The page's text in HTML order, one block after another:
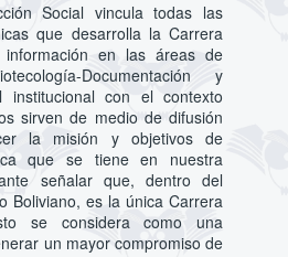
Social vincula todas las
que desarrolla la Carrera
en las áreas de
Documentación y
institucional con el contexto
sirven de medio de difusión
la misión y objetivos de
que se tiene en nuestra
señalar que, dentro del
Boliviano, es la única Carrera
se considera como una
un mayor compromiso de